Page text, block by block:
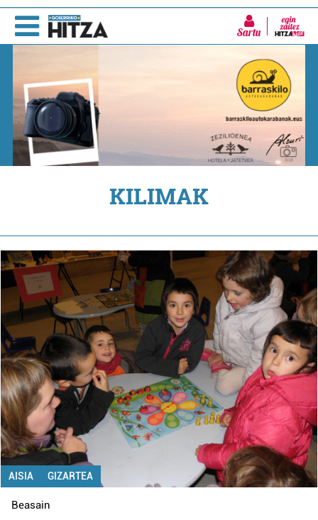
Sartu
KILIMAK
AISIA GIZARTEA
Beasain